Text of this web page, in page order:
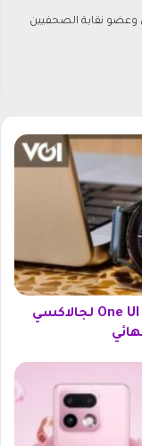
نقابة الصحفيين
سامسونج تعلن عن تحديث One UI 8 Watch لجالاكسي